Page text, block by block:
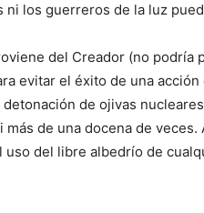
los guerreros de la luz
del Creador (no podría
evitar el éxito de una
de ojivas
de una docena de veces.
del libre albedrío de